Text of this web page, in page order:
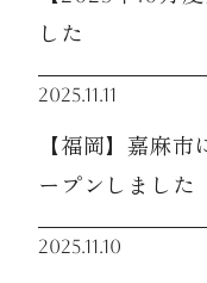
お問合わせ
した
2025.11.11
【福岡】嘉麻
ープンしました
2025.11.10